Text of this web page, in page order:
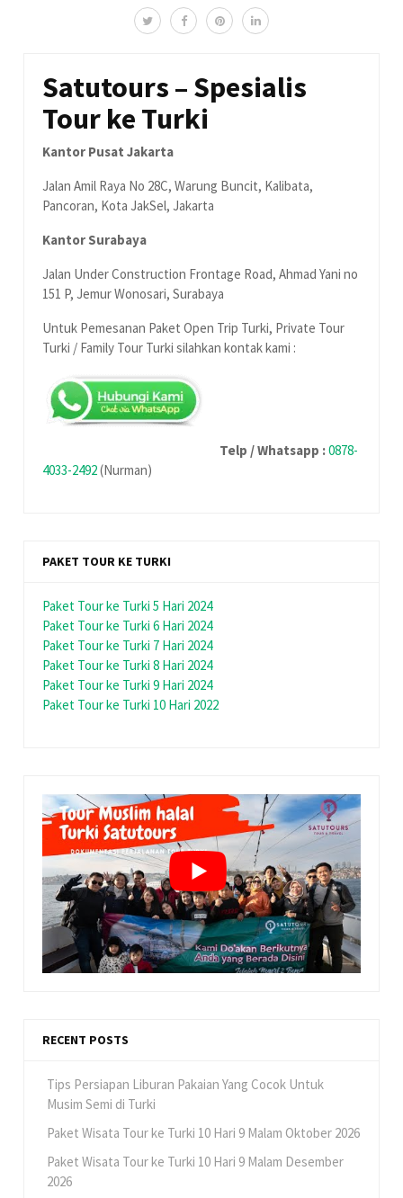
Satutours – Spesialis
Tour ke Turki
Kantor Pusat Jakarta
Jalan Amil Raya No 28C, Warung Buncit, Kalibata,
Pancoran, Kota JakSel, Jakarta
Kantor Surabaya
Jalan Under Construction Frontage Road, Ahmad Yani no
151 P, Jemur Wonosari, Surabaya
Untuk Pemesanan Paket Open Trip Turki, Private Tour
Turki / Family Tour Turki silahkan kontak kami :
Telp / Whatsapp :0878-
4033-2492(Nurman)
PAKET TOUR KE TURKI
Paket Tour ke Turki 5 Hari 2024
Paket Tour ke Turki 6 Hari 2024
Paket Tour ke Turki 7 Hari 2024
Paket Tour ke Turki 8 Hari 2024
Paket Tour ke Turki 9 Hari 2024
Paket Tour ke Turki 10 Hari 2022
RECENT POSTS
Tips Persiapan Liburan Pakaian Yang Cocok Untuk
Musim Semi di Turki
Paket Wisata Tour ke Turki 10 Hari 9 Malam Oktober 2026
Paket Wisata Tour ke Turki 10 Hari 9 Malam Desember
2026